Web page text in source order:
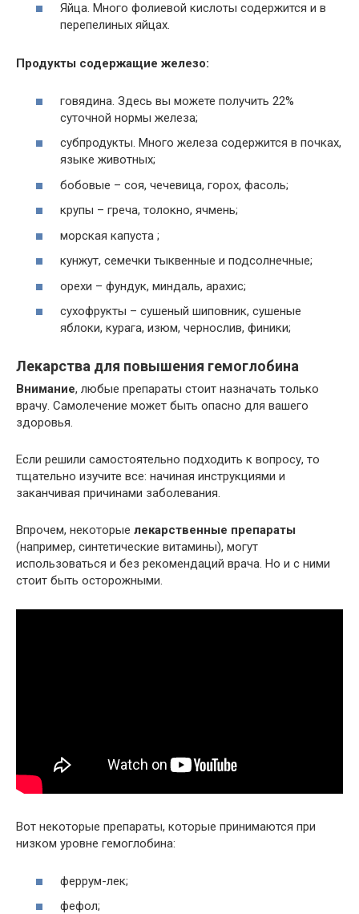
Яйца. Много фолиевой кислоты содержится и в
перепелиных яйцах.
Продукты содержащие железо:
говядина. Здесь вы можете получить 22%
суточной нормы железа;
субпродукты. Много железа содержится в почках,
языке животных;
бобовые – соя, чечевица, горох, фасоль;
крупы – греча, толокно, ячмень;
морская капуста ;
кунжут, семечки тыквенные и подсолнечные;
орехи – фундук, миндаль, арахис;
сухофрукты – сушеный шиповник, сушеные
яблоки, курага, изюм, чернослив, финики;
Лекарства для повышения гемоглобина
Внимание, любые препараты стоит назначать только
врачу. Самолечение может быть опасно для вашего
здоровья.
Если решили самостоятельно подходить к вопросу, то
тщательно изучите все: начиная инструкциями и
заканчивая причинами заболевания.
Впрочем, некоторые лекарственные препараты
(например, синтетические витамины), могут
использоваться и без рекомендаций врача. Но и с ними
стоит быть осторожными.
Вот некоторые препараты, которые принимаются при
низком уровне гемоглобина:
феррум-лек;
фефол;